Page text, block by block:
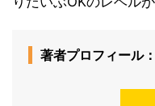
著者プロフィール